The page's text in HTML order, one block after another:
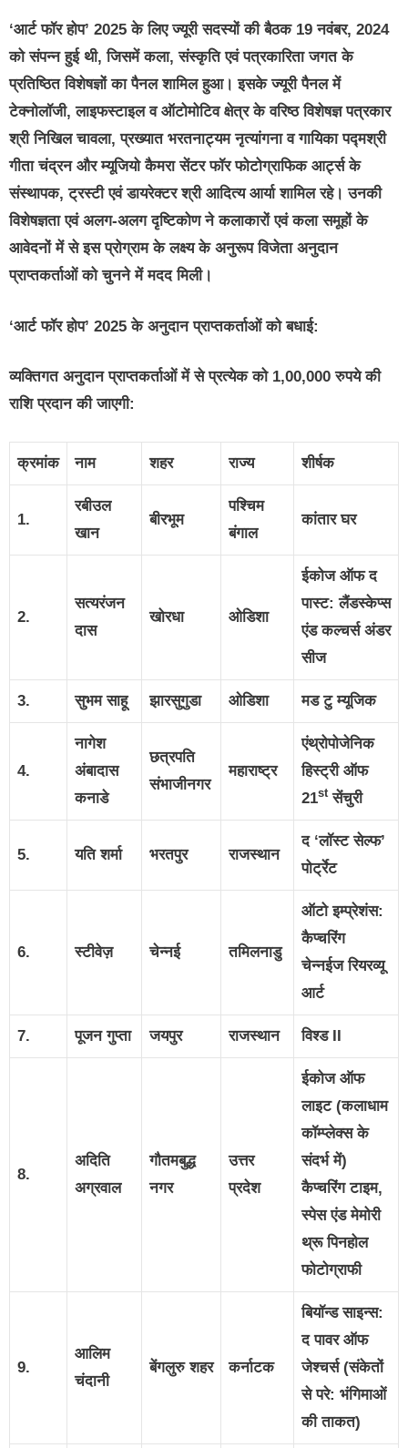
‘आर्ट फॉर होप’ 2025 के लिए ज्यूरी सदस्यों की बैठक 19 नवंबर, 2024
को संपन्न हुई थी, जिसमें कला, संस्कृति एवं पत्रकारिता जगत के
प्रतिष्ठित विशेषज्ञों का पैनल शामिल हुआ। इसके ज्यूरी पैनल में
टेक्नोलॉजी, लाइफस्टाइल व ऑटोमोटिव क्षेत्र के वरिष्ठ विशेषज्ञ पत्रकार
श्री निखिल चावला, प्रख्यात भरतनाट्यम नृत्यांगना व गायिका पद्मश्री
गीता चंद्रन और म्यूजियो कैमरा सेंटर फॉर फोटोग्राफिक आर्ट्स के
संस्थापक, ट्रस्टी एवं डायरेक्टर श्री आदित्य आर्या शामिल रहे। उनकी
विशेषज्ञता एवं अलग-अलग दृष्टिकोण ने कलाकारों एवं कला समूहों के
आवेदनों में से इस प्रोग्राम के लक्ष्य के अनुरूप विजेता अनुदान
प्राप्तकर्ताओं को चुनने में मदद मिली।
‘आर्ट फॉर होप’ 2025 के अनुदान प्राप्तकर्ताओं को बधाई:
व्यक्तिगत अनुदान प्राप्तकर्ताओं में से प्रत्येक को 1,00,000 रुपये की
राशि प्रदान की जाएगी:
क्रमांक नाम शहर राज्य शीर्षक
1.
रबीउल
खान
बीरभूम
पश्चिम
बंगाल
कांतार घर
2.
सत्यरंजन
दास
खोरधा ओडिशा
ईकोज ऑफ द
पास्ट: लैंडस्केप्स
एंड कल्चर्स अंडर
सीज
3. सुभम साहू झारसुगुडा ओडिशा मड टु म्यूजिक
4.
नागेश
अंबादास
कनाडे
छत्रपति
संभाजीनगर
महाराष्ट्र
एंथ्रोपोजेनिक
हिस्ट्री ऑफ
21stसेंचुरी
5. यति शर्मा भरतपुर राजस्थान
द ‘लॉस्ट सेल्फ’
पोर्ट्रेट
6. स्टीवेज़ चेन्नई तमिलनाडु
ऑटो इम्प्रेशंस:
कैप्चरिंग
चेन्नईज रियरव्यू
आर्ट
7. पूजन गुप्ता जयपुर राजस्थान विश्ड II
8.
अदिति
अग्रवाल
गौतमबुद्ध
नगर
उत्तर
प्रदेश
ईकोज ऑफ
लाइट (कलाधाम
कॉम्प्लेक्स के
संदर्भ में)
कैप्चरिंग टाइम,
स्पेस एंड मेमोरी
थ्रू पिनहोल
फोटोग्राफी
9.
आलिम
चंदानी
बेंगलुरु शहर कर्नाटक
बियॉन्ड साइन्स:
द पावर ऑफ
जेश्चर्स (संकेतों
से परे: भंगिमाओं
की ताकत)